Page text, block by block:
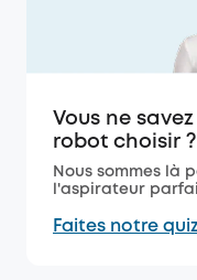
Vous ne
robot choisir ?
Nous sommes là
l'aspirateur
Faites notre